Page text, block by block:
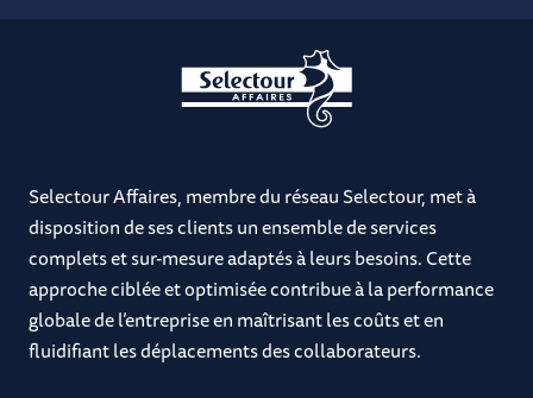
Selectour Affaires, membre du réseau Selectour, met à
disposition de ses clients un ensemble de services
complets et sur-mesure adaptés à leurs besoins. Cette
approche ciblée et optimisée contribue à la performance
globale de l’entreprise en maîtrisant les coûts et en
fluidifiant les déplacements des collaborateurs.